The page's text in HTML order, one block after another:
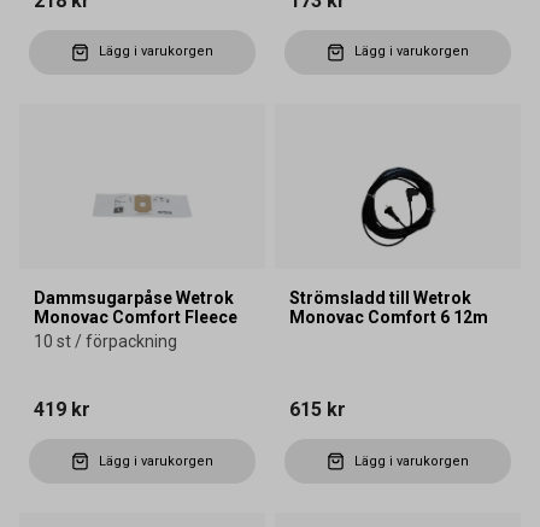
Lägg i varukorgen Lägg i varukorgen
Dammsugarpåse Wetrok
Monovac Comfort Fleece
10 st / förpackning
419 kr
Lägg i varukorgen
Strömsladd till Wetrok
Monovac Comfort 6 12m
615 kr
Lägg i varukorgen